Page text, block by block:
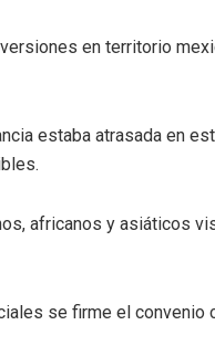
en territorio
estaba atrasada en
africanos y asiáticos
se firme el convenio